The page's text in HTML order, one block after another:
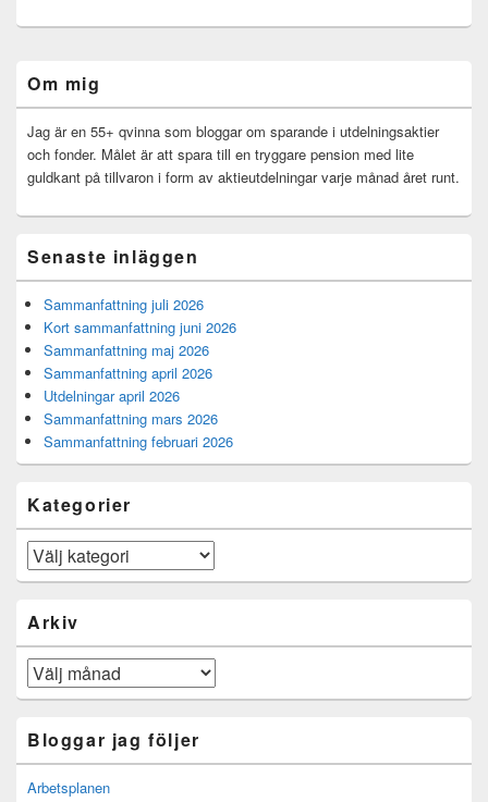
sidofältet
Widget
område
Om mig
Jag är en 55+ qvinna som bloggar om sparande i utdelningsaktier
och fonder. Målet är att spara till en tryggare pension med lite
guldkant på tillvaron i form av aktieutdelningar varje månad året runt.
Senaste inläggen
Sammanfattning juli 2026
Kort sammanfattning juni 2026
Sammanfattning maj 2026
Sammanfattning april 2026
Utdelningar april 2026
Sammanfattning mars 2026
Sammanfattning februari 2026
Kategorier
Kategorier
Arkiv
Arkiv
Bloggar jag följer
Arbetsplanen